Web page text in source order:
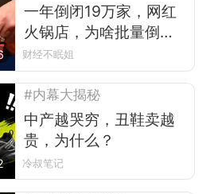
一年倒闭19万家，网红
火锅店，为啥批量倒
闭？
财经不眠姐
#内幕大揭秘
中产越哭穷，丑鞋卖越
贵，为什么？
冷叔笔记